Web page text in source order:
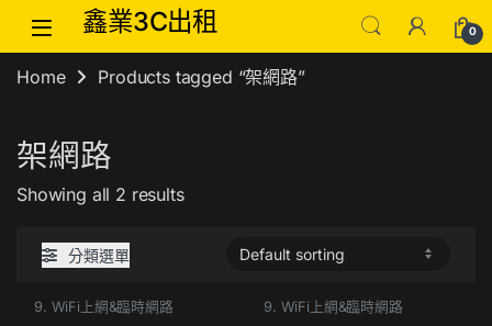
Skip to navigation
Skip to content鑫業3C出租 0
Home Products tagged “架網路”
架網路
Showing all 2 results
分類選單
9. WiFi上網&臨時網路 9. WiFi上網&臨時網路